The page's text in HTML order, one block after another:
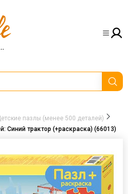
пазлы (менее 500 деталей)
Синий трактор (+раскраска) (66013)